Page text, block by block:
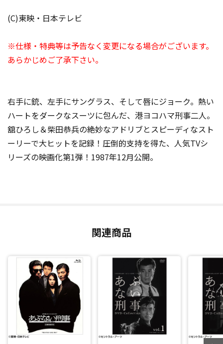
(C)東映・日本テレビ
※仕様・特典等は予告なく変更になる場合がございます。
あらかじめご了承下さい。
右手に銃、左手にサングラス、そして唇にジョーク。熱い
ハートをダークなスーツに包んだ、港ヨコハマ刑事二人。
舘ひろし＆柴田恭兵の絶妙なアドリブとスピーディなスト
ーリーで大ヒットを記録！圧倒的支持を得た、人気TVシ
リーズの映画化第1弾！1987年12月公開。
関連商品